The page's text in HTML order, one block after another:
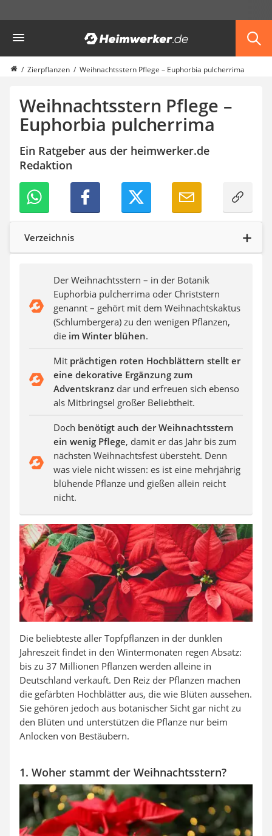
Garten
Akku-Laubsauger
Faltpavillon
Schlauchtrommel
Solar-Lichterkette außen
Teleskopleiter
Ameisengift
Pavillon
Sichtschutzstreifen
Akku-Laubbläser
Akku-Vertikutierer
Koifutter
Kassettenmarkise
Bosch-Heckenschere
Stihl-Laubbläser
Auffahrrampe
Zierpflanzen Weihnachtsstern Pflege – Euphorbia pulcherrima
Weihnachtsstern Pflege –
Euphorbia pulcherrima
Ein Ratgeber aus der heimwerker.de
Redaktion
Verzeichnis
Der Weihnachtsstern – in der Botanik
Euphorbia pulcherrima oder Christstern
genannt – gehört mit dem Weihnachtskaktus
(Schlumbergera) zu den wenigen Pflanzen,
die im Winter blühen.
Mit prächtigen roten Hochblättern stellt er
eine dekorative Ergänzung zum
Adventskranz dar und erfreuen sich ebenso
als Mitbringsel großer Beliebtheit.
Doch benötigt auch der Weihnachtsstern
ein wenig Pflege, damit er das Jahr bis zum
nächsten Weihnachtsfest übersteht. Denn
was viele nicht wissen: es ist eine mehrjährig
blühende Pflanze und gießen allein reicht
nicht.
Die beliebteste aller Topfpflanzen in der dunklen
Jahreszeit findet in den Wintermonaten regen Absatz:
bis zu 37 Millionen Pflanzen werden alleine in
Deutschland verkauft. Den Reiz der Pflanzen machen
die gefärbten Hochblätter aus, die wie Blüten aussehen.
Sie gehören jedoch aus botanischer Sicht gar nicht zu
den Blüten und unterstützen die Pflanze nur beim
Anlocken von Bestäubern.
1. Woher stammt der Weihnachtsstern?